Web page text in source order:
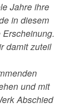
Jahre ihre
in diesem
damit zuteil
und mit
Abschied